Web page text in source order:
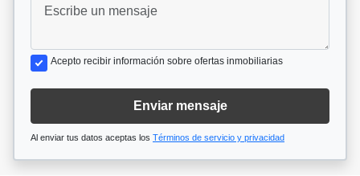
Acepto recibir información sobre ofertas inmobiliarias
Enviar mensaje
Al enviar tus datos aceptas los Términos de servicio y privacidad